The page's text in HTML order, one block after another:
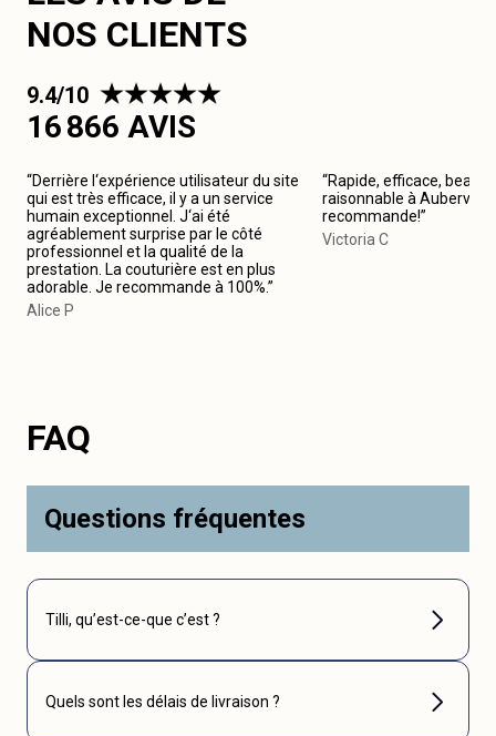
NOS CLIENTS
9.4/10
16 866 AVIS
“Derrière l‘expérience utilisateur du site
qui est très efficace, il y a un service
humain exceptionnel. J‘ai été
agréablement surprise par le côté
professionnel et la qualité de la
prestation. La couturière est en plus
adorable. Je recommande à 100%.”
Alice P
“Rapide, efficace, beau
raisonnable à
recommande!”
Victoria C
FAQ
Questions fréquentes
Tilli, qu’est-ce-que c’est ?
Quels sont les délais de livraison ?